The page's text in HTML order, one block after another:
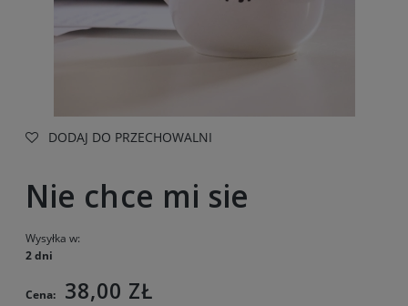
DODAJ DO PRZECHOWALNI
Nie chce mi sie
Wysyłka w:
2 dni
Cena: 38,00 ZŁ